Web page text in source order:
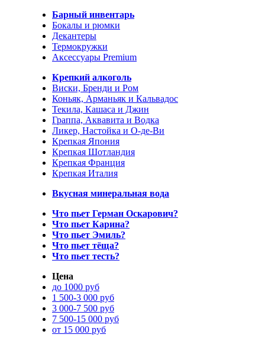
Барный инвентарь
Бокалы и рюмки
Декантеры
Термокружки
Аксессуары Premium
Крепкий алкоголь
Виски, Бренди и Ром
Коньяк, Арманьяк и Кальвадос
Текила, Кашаса и Джин
Граппа, Аквавита и Водка
Ликер, Настойка и О-де-Ви
Крепкая Япония
Крепкая Шотландия
Крепкая Франция
Крепкая Италия
Вкусная минеральная вода
Что пьет Герман Оскарович?
Что пьет Карина?
Что пьет Эмиль?
Что пьет тёща?
Что пьет тесть?
Цена
до 1000 руб
1 500-3 000 руб
3 000-7 500 руб
7 500-15 000 руб
от 15 000 руб